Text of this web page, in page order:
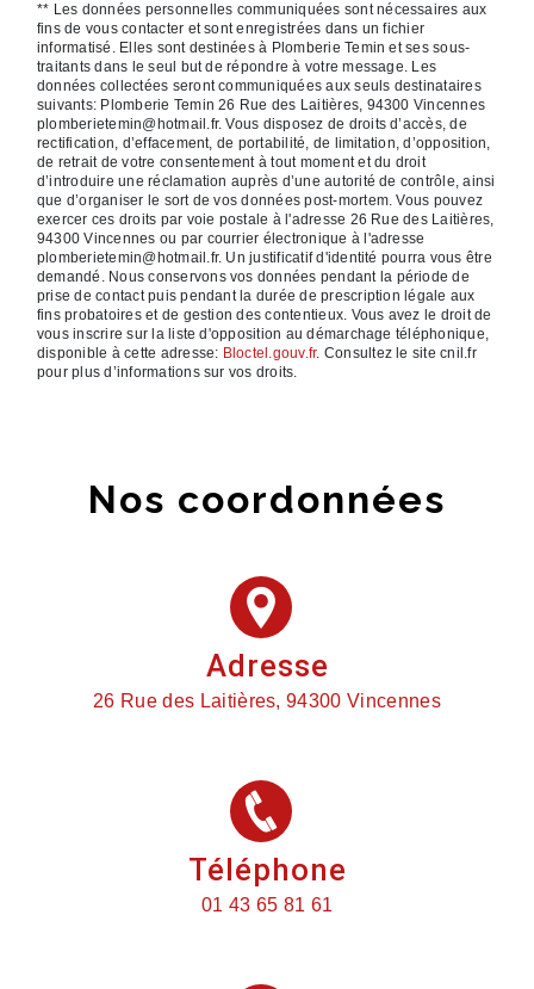
** Les données personnelles communiquées sont nécessaires aux
fins de vous contacter et sont enregistrées dans un fichier
informatisé. Elles sont destinées à Plomberie Temin et ses sous-
traitants dans le seul but de répondre à votre message. Les
données collectées seront communiquées aux seuls destinataires
suivants: Plomberie Temin 26 Rue des Laitières, 94300 Vincennes
plomberietemin@hotmail.fr. Vous disposez de droits d’accès, de
rectification, d’effacement, de portabilité, de limitation, d’opposition,
de retrait de votre consentement à tout moment et du droit
d’introduire une réclamation auprès d’une autorité de contrôle, ainsi
que d’organiser le sort de vos données post-mortem. Vous pouvez
exercer ces droits par voie postale à l'adresse 26 Rue des Laitières,
94300 Vincennes ou par courrier électronique à l'adresse
plomberietemin@hotmail.fr. Un justificatif d'identité pourra vous être
demandé. Nous conservons vos données pendant la période de
prise de contact puis pendant la durée de prescription légale aux
fins probatoires et de gestion des contentieux. Vous avez le droit de
vous inscrire sur la liste d'opposition au démarchage téléphonique,
disponible à cette adresse: Bloctel.gouv.fr. Consultez le site cnil.fr
pour plus d’informations sur vos droits.
Nos coordonnées
Adresse
26 Rue des Laitières, 94300 Vincennes
Téléphone
01 43 65 81 61